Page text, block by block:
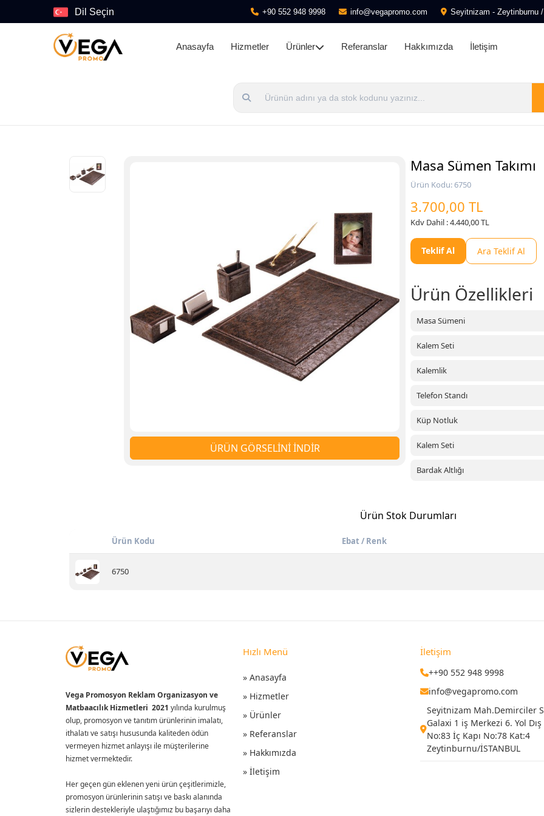
Dil Seçin +90 552 948 9998 info@vegapromo.com Seyitnizam - Zeytinburnu
Anasayfa Hizmetler Ürünler Referanslar Hakkımızda İletişim
ÜRÜN GÖRSELİNİ İNDİR
Masa Sümen Takımı
Ürün Kodu: 6750
3.700,00 TL
Kdv Dahil : 4.440,00 TL
Teklif Al Ara Teklif Al
Ürün Özellikleri
Masa Sümeni
Kalem Seti
Kalemlik
Telefon Standı
Küp Notluk
Kalem Seti
Bardak Altlığı
Ürün Stok Durumları
Ürün Kodu Ebat / Renk
6750
Vega Promosyon Reklam Organizasyon ve
Matbaacılık Hizmetleri 2021 yılında kurulmuş
olup, promosyon ve tanıtım ürünlerinin imalatı,
ithalatı ve satışı hususunda kaliteden ödün
vermeyen hizmet anlayışı ile müşterilerine
hizmet vermektedir.
Her geçen gün eklenen yeni ürün çeşitlerimizle,
promosyon ürünlerinin satışı ve baskı alanında
sizlerin destekleriyle ulaştığımız bu başarıyı daha
Hızlı Menü
» Anasayfa
» Hizmetler
» Ürünler
» Referanslar
» Hakkımızda
» İletişim
İletişim
++90 552 948 9998
info@vegapromo.com
Seyitnizam Mah.Demirciler
Galaxi 1 iş Merkezi 6. Yol Dış
No:83 İç Kapı No:78 Kat:4
Zeytinburnu/İSTANBUL